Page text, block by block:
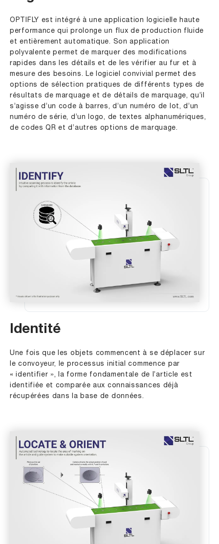
OPTIFLY est intégré à une application logicielle haute
performance qui prolonge un flux de production fluide
et entièrement automatique. Son application
polyvalente permet de marquer des modifications
rapides dans les détails et de les vérifier au fur et à
mesure des besoins. Le logiciel convivial permet des
options de sélection pratiques de différents types de
résultats de marquage et de détails de marquage, qu’il
s’agisse d’un code à barres, d’un numéro de lot, d’un
numéro de série, d’un logo, de textes alphanumériques,
de codes QR et d’autres options de marquage.
Identité
Une fois que les objets commencent à se déplacer sur
le convoyeur, le processus initial commence par
« identifier », la forme fondamentale de l’article est
identifiée et comparée aux connaissances déjà
récupérées dans la base de données.